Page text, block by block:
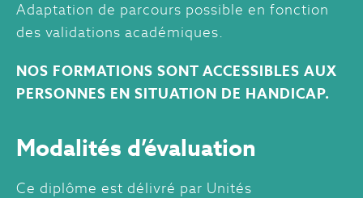
Adaptation de parcours possible en fonction
des validations académiques.
NOS FORMATIONS SONT ACCESSIBLES AUX
PERSONNES EN SITUATION DE HANDICAP.
Modalités d’évaluation
Ce diplôme est délivré par Unités